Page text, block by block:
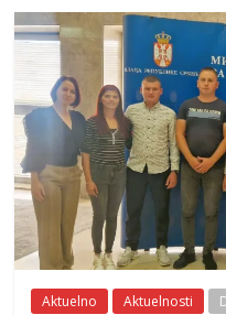
Aktuelno Aktuelnosti